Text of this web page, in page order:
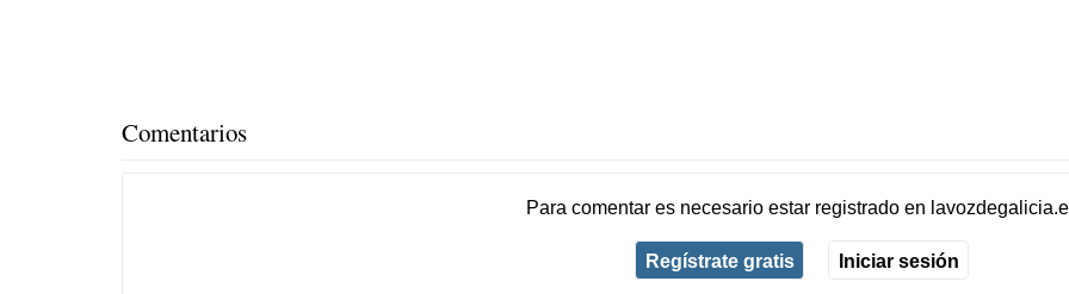
Comentarios
Para comentar es necesario estar registradoen
Regístrate gratis Iniciar sesión